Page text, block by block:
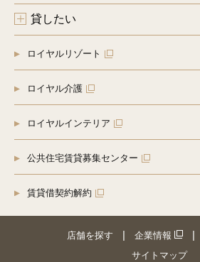
貸したい
ロイヤルリゾート
ロイヤル介護
ロイヤルインテリア
公共住宅賃貸募集センター
賃貸借契約解約
店舗を探す 企業情報
サイトマップ